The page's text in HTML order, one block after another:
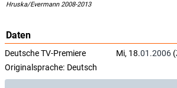
Hruska/Evermann 2008-2013
Daten
Deutsche TV-Premiere Mi, 18.01.2006 (
Originalsprache: Deutsch